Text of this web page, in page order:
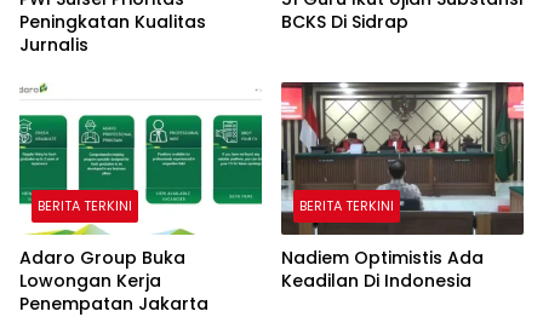
Peningkatan Kualitas
Jurnalis
BCKS Di Sidrap
BERITA TERKINI
Adaro Group Buka
Lowongan Kerja
Penempatan Jakarta
BERITA TERKINI
Nadiem Optimistis Ada
Keadilan Di Indonesia